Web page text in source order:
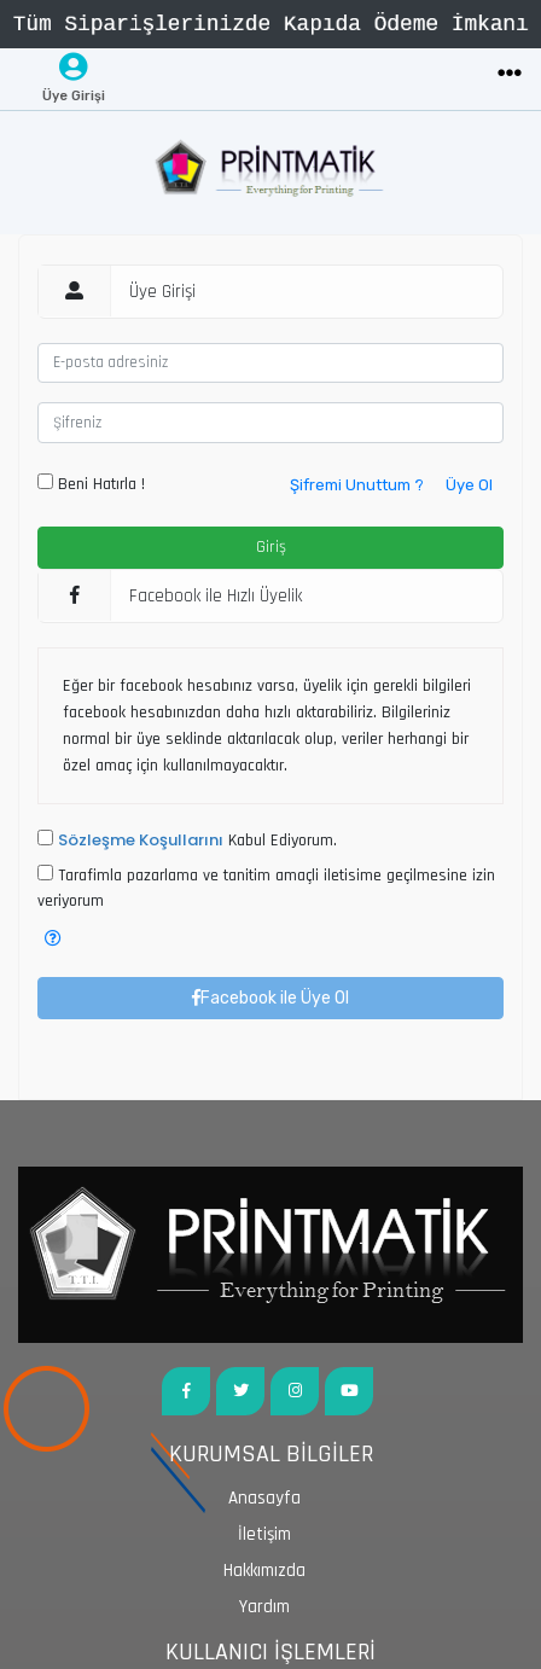
Üye Girişi
Üye Girişi
Beni Hatırla ! Üye Ol
Şifremi Unuttum ?
Facebook ile Hızlı Üyelik
Eğer bir facebook hesabınız varsa, üyelik için gerekli bilgileri
facebook hesabınızdan daha hızlı aktarabiliriz. Bilgileriniz
normal bir üye seklinde aktarılacak olup, veriler herhangi bir
özel amaç için kullanılmayacaktır.
Sözleşme Koşullarını Kabul Ediyorum.
Tarafimla pazarlama ve tanitim amaçli iletisime geçilmesine izin
veriyorum
Facebook ile Üye Ol
KURUMSAL BİLGİLER
Anasayfa
İletişim
Hakkımızda
Yardım
KULLANICI İŞLEMLERİ